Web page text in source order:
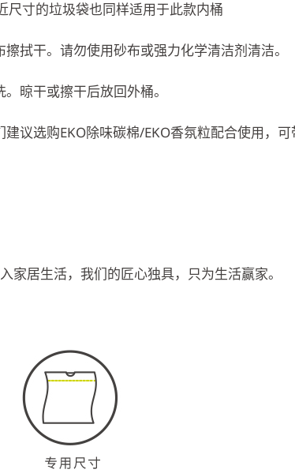
尺寸的垃圾袋也同样适用于此款内桶
拭干。请勿使用砂布或强力化学清洁剂清洁。
晾干或擦干后放回外桶。
议选购EKO除味碳棉/EKO香氛粒配合使用，可
家居生活，我们的匠心独具，只为生活赢家。